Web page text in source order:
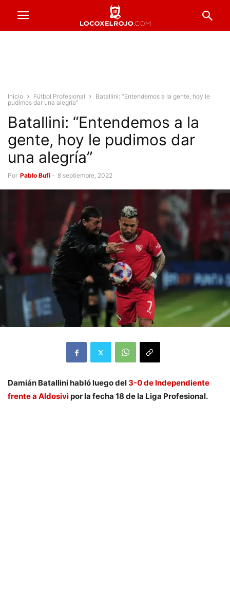
Inicio Fútbol Profesional
Batallini: “Entendemos a la gente, hoy le
pudimos dar una alegría”
Batallini: “Entendemos a la
gente, hoy le pudimos dar
una alegría”
Por Pablo Bufi - 8 septiembre, 2022
Damián Batallini habló luego del3-0 de Independiente
frente a Aldosivipor la fecha 18 de la Liga Profesional.